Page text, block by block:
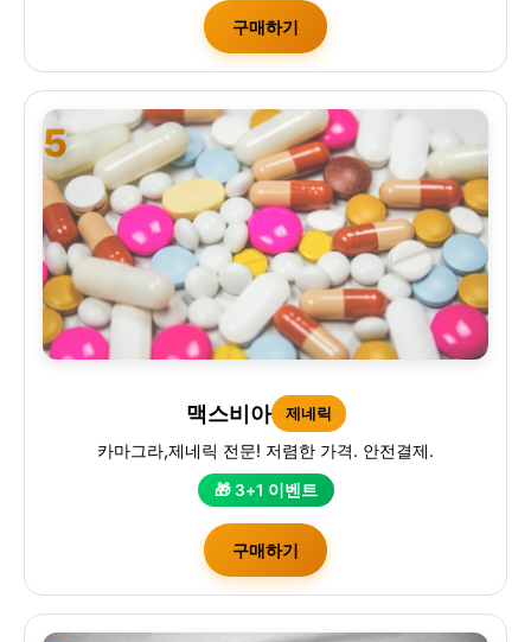
구매하기
5
맥스비아 제네릭
카마그라,제네릭 전문! 저렴한 가격. 안전결제.
🎁 3+1 이벤트
구매하기